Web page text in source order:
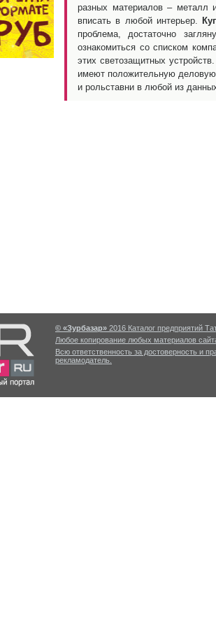
разных материалов – металл
вписать в любой интерьер.
проблема, достаточно
ознакомиться со списком
этих светозащитных
имеют положительную
и рольставни в любой из
© «Зурбазар» 2016 Каталог предприятий
Любое копирование любых материалов
Всю ответственность за достоверность и
рекламодатель.